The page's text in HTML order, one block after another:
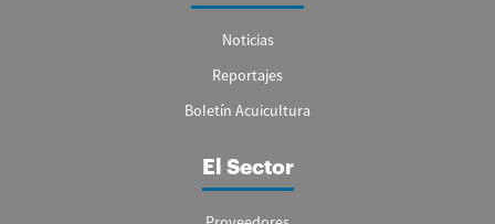
Noticias
Reportajes
Boletín Acuicultura
El Sector